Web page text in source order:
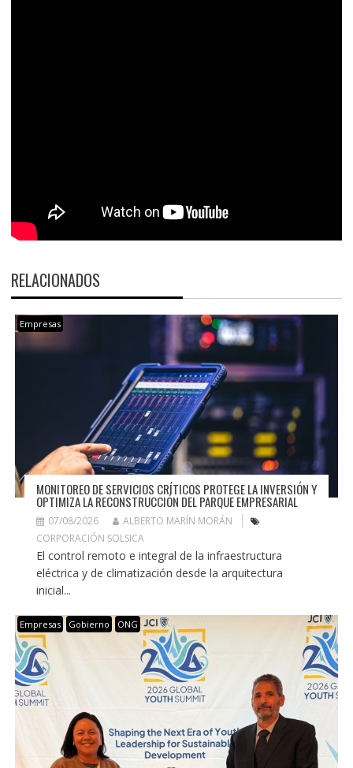
RELACIONADOS
Empresas
MONITOREO DE SERVICIOS CRÍTICOS PROTEGE LA INVERSIÓN Y
OPTIMIZA LA RECONSTRUCCIÓN DEL PARQUE EMPRESARIAL
07/08/2026
ALBERTO MARÍN MORÁN
CORPORACIÓN SOLSICA
El control remoto e integral de la infraestructura
eléctrica y de climatización desde la arquitectura
inicial...
Empresas Gobierno ONG